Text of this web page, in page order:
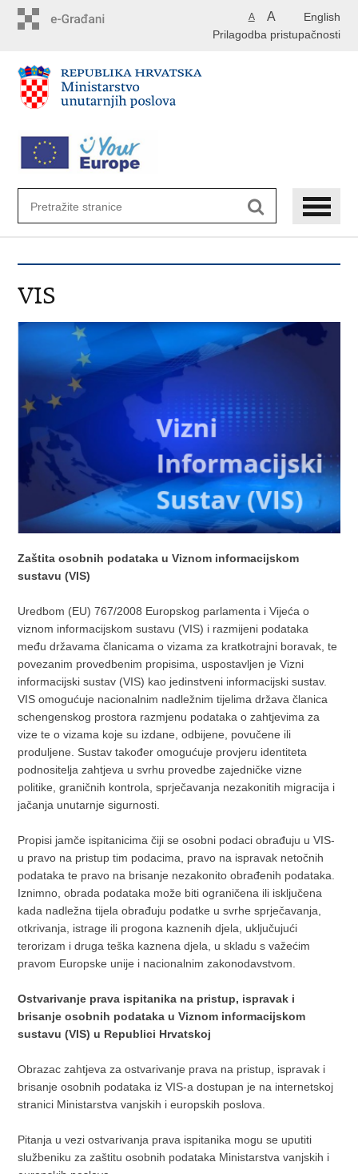
English
A A
Prilagodba pristupačnosti
VIS
Zaštita osobnih podataka u Viznom informacijskom
sustavu (VIS)
Uredbom (EU) 767/2008 Europskog parlamenta i Vijeća o
viznom informacijskom sustavu (VIS) i razmijeni podataka
među državama članicama o vizama za kratkotrajni boravak, te
povezanim provedbenim propisima, uspostavljen je Vizni
informacijski sustav (VIS) kao jedinstveni informacijski sustav.
VIS omogućuje nacionalnim nadležnim tijelima država članica
schengenskog prostora razmjenu podataka o zahtjevima za
vize te o vizama koje su izdane, odbijene, povučene ili
produljene. Sustav također omogućuje provjeru identiteta
podnositelja zahtjeva u svrhu provedbe zajedničke vizne
politike, graničnih kontrola, sprječavanja nezakonitih migracija i
jačanja unutarnje sigurnosti.
Propisi jamče ispitanicima čiji se osobni podaci obrađuju u VIS-
u pravo na pristup tim podacima, pravo na ispravak netočnih
podataka te pravo na brisanje nezakonito obrađenih podataka.
Iznimno, obrada podataka može biti ograničena ili isključena
kada nadležna tijela obrađuju podatke u svrhe sprječavanja,
otkrivanja, istrage ili progona kaznenih djela, uključujući
terorizam i druga teška kaznena djela, u skladu s važećim
pravom Europske unije i nacionalnim zakonodavstvom.
Ostvarivanje prava ispitanika na pristup, ispravak i
brisanje osobnih podataka u Viznom informacijskom
sustavu (VIS) u Republici Hrvatskoj
Obrazac zahtjeva za ostvarivanje prava na pristup, ispravak i
brisanje osobnih podataka iz VIS-a dostupan je na internetskoj
stranici Ministarstva vanjskih i europskih poslova.
Pitanja u vezi ostvarivanja prava ispitanika mogu se uputiti
službeniku za zaštitu osobnih podataka Ministarstva vanjskih i